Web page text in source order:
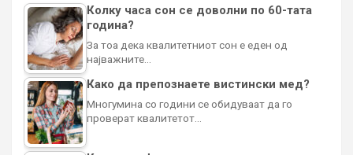
Колку часа сон се доволни по 60-тата
година?
За тоа дека квалитетниот сон е еден од
најважните…
Како да препознаете вистински мед?
Многумина со години се обидуваат да го
проверат квалитетот…